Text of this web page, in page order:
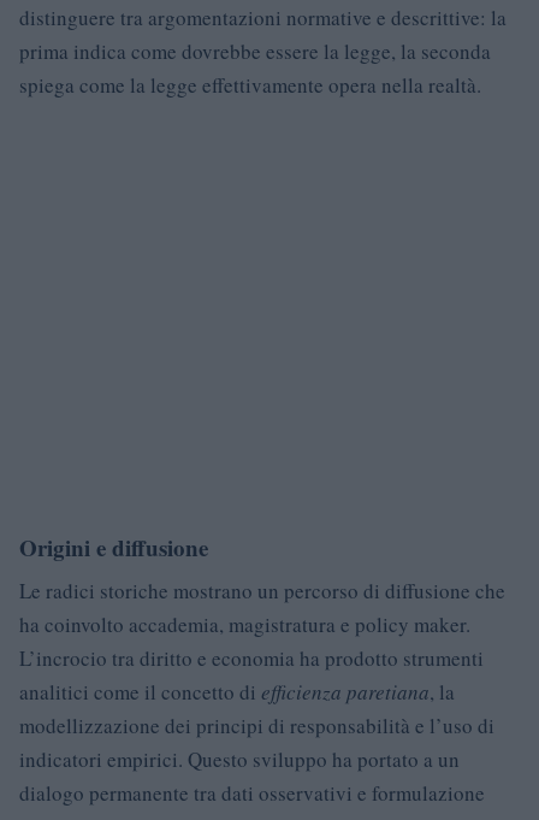
distinguere tra argomentazioni normative e descrittive: la
prima indica come dovrebbe essere la legge, la seconda
spiega come la legge effettivamente opera nella realtà.
Origini e diffusione
Le radici storiche mostrano un percorso di diffusione che
ha coinvolto accademia, magistratura e policy maker.
L’incrocio tra diritto e economia ha prodotto strumenti
analitici come il concetto di efficienza paretiana, la
modellizzazione dei principi di responsabilità e l’uso di
indicatori empirici. Questo sviluppo ha portato a un
dialogo permanente tra dati osservativi e formulazione